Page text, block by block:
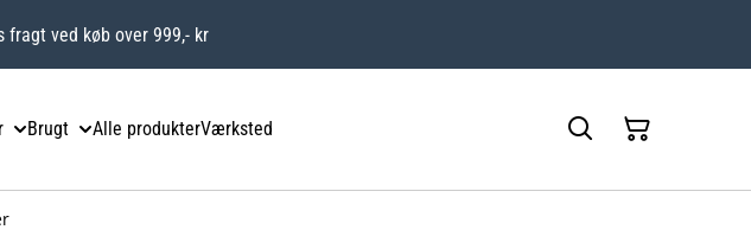
fragt ved køb over 999,- kr
Brugt Alle produkterVærksted